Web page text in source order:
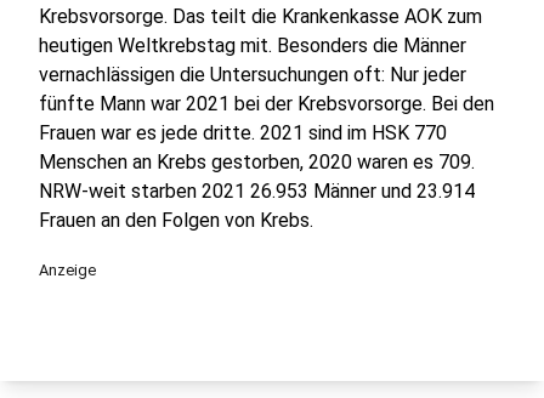
Krebsvorsorge. Das teilt die Krankenkasse AOK zum
heutigen Weltkrebstag mit. Besonders die Männer
vernachlässigen die Untersuchungen oft: Nur jeder
fünfte Mann war 2021 bei der Krebsvorsorge. Bei den
Frauen war es jede dritte. 2021 sind im HSK 770
Menschen an Krebs gestorben, 2020 waren es 709.
NRW-weit starben 2021 26.953 Männer und 23.914
Frauen an den Folgen von Krebs.
Anzeige